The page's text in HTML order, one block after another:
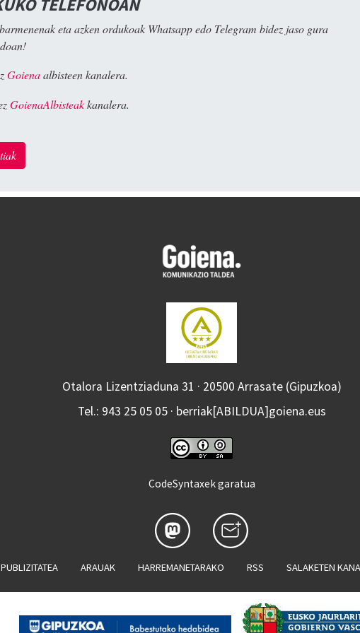
eta azken ordukoak Whatsapp edo Telegram bidez jaso gura
Goienaalbisteen kanalera.
GoienaAlbisteakkanalera.
Otalora Lizentziaduna 31 · 20500 Arrasate (Gipuzkoa)
Tel.: 943 25 05 05 · berriak[ABILDUA]goiena.eus
CodeSyntaxek garatua
PUBLIZITATEA ARAUAK HARREMANETARAKO RSS SALAKETEN